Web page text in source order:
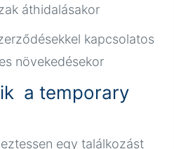
áthidalásakor
kapcsolatos
növekedésekor
a temporary
egy találkozást